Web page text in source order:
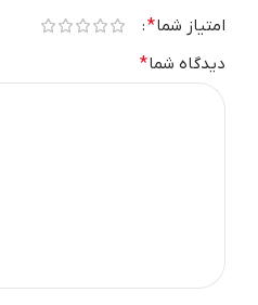
امتیاز شما*
دیدگاه شما*